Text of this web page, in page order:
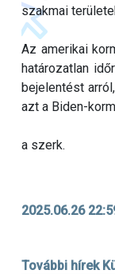
szakmai
Az amerikai
határozatlan
bejelentést
azt a Biden-
a szerk.
2025.06.26
További hírek